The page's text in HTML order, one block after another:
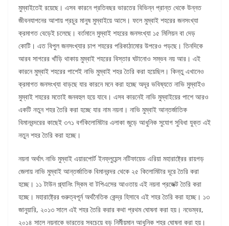
মুম্বাইতেই রয়েছে। এসব কারনে প্রতিবছর ভারতের বিভিন্ন প্রান্ত থেকে উন্নত
জীবনযাপনের আশায় প্রচুর মানুষ মুম্বাইয়ে আসে। ফলে মুম্বাই শহরের জনসংখ্যা
ক্রমাগত বেড়েই চলেছে। বর্তমানে মুম্বাই শহরের জনসংখ্যা ১৫ মিলিয়ন বা দেড়
কোটি। এত বিপুল জনসংখ্যার চাপ শহরের পরিকাঠামোর উপরেও পড়ছে। তিনদিকে
আরব সাগরের খাঁড়ি থাকায় মুম্বাই শহরের বিস্তার ঘটানোও সম্ভব নয় আর। এই
কারনে মুম্বাই শহরের পাশেই নাভি মুম্বাই শহর তৈরি করা হয়েছিল। কিন্তু এখানেও
ক্রমাগত জনসংখ্যা বাড়ছে যার কারনে মনে করা হচ্ছে অদূর ভবিষ্যতে নাভি মুম্বাইও
মুম্বাই শহরের মতোই জনবহুল হয়ে যাবে। এসব কারনেই নাভি মুম্বাইয়ের পাশে আরও
একটি নতুন শহর তৈরি করা হচ্ছে যার নাম নয়না। নাভি মুম্বাই আন্তর্জাতিক
বিমানবন্দরের কাছেই ৩৭১ বর্গকিলোমিটার এলাকা জুড়ে আধুনিক সুযোগ সুবিধা যুক্ত এই
নতুন শহর তৈরি করা হচ্ছে।
নয়না অর্থাৎ নাভি মুম্বাই এয়ারপোর্ট ইনফ্লুয়েন্স নটিফায়েড এরিয়া মহারাষ্ট্রের রায়গড়
জেলায় নাভি মুম্বাই আন্তর্জাতিক বিমানবন্দর থেকে ২৫ কিলোমিটার দূরে তৈরি করা
হচ্ছে। ১১ টাউন প্ল্যানিং স্কিম বা টপিএসের আওতায় এই নয়না প্রজেক্ট তৈরি করা
হচ্ছে। মহারাষ্ট্রের গুরুত্বপূর্ন অর্থনৈতিক কেন্দ্র হিসাবে এই শহর তৈরি করা হচ্ছে। ১৩
জানুয়ারি, ২০১৩ সালে এই শহর তৈরি করার কথা প্রথম ঘোষনা করা হয়। নভেম্বর,
২০১৪ সালে নয়নাকে ভারতের সবচেয়ে বড় নির্মীয়মান আধুনিক শহর ঘোষনা করা হয়।